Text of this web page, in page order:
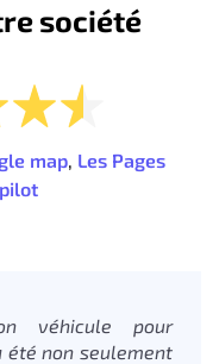
société
map, Les Pages
véhicule pour
été non seulement